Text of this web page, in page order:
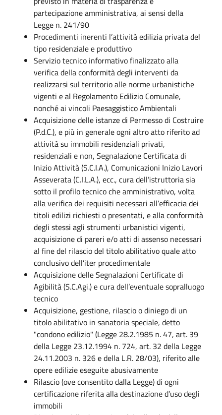
partecipazione amministrativa, ai sensi della
Legge n. 241/90
Procedimenti inerenti l’attività edilizia privata del
tipo residenziale e produttivo
Servizio tecnico informativo finalizzato alla
verifica della conformità degli interventi da
realizzarsi sul territorio alle norme urbanistiche
vigenti e al Regolamento Edilizio Comunale,
nonché ai vincoli Paesaggistico Ambientali
Acquisizione delle istanze di Permesso di Costruire
(P.d.C.), e più in generale ogni altro atto riferito ad
attività su immobili residenziali privati,
residenziali e non, Segnalazione Certificata di
Inizio Attività (S.C.I.A.), Comunicazioni Inizio Lavori
Asseverata (C.I.L.A.), ecc., cura dell’istruttoria sia
sotto il profilo tecnico che amministrativo, volta
alla verifica dei requisiti necessari all’efficacia dei
titoli edilizi richiesti o presentati, e alla conformità
degli stessi agli strumenti urbanistici vigenti,
acquisizione di pareri e/o atti di assenso necessari
al fine del rilascio del titolo abilitativo quale atto
conclusivo dell’iter procedimentale
Acquisizione delle Segnalazioni Certificate di
Agibilità (S.C.Agi.) e cura dell’eventuale sopralluogo
tecnico
Acquisizione, gestione, rilascio o diniego di un
titolo abilitativo in sanatoria speciale, detto
"condono edilizio" (Legge 28.2.1985 n. 47, art. 39
della Legge 23.12.1994 n. 724, art. 32 della Legge
24.11.2003 n. 326 e della L.R. 28/03), riferito alle
opere edilizie eseguite abusivamente
Rilascio (ove consentito dalla Legge) di ogni
certificazione riferita alla destinazione d’uso degli
immobili